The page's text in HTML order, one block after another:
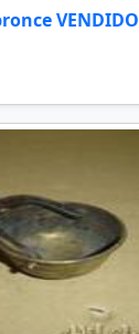
VENDIDO